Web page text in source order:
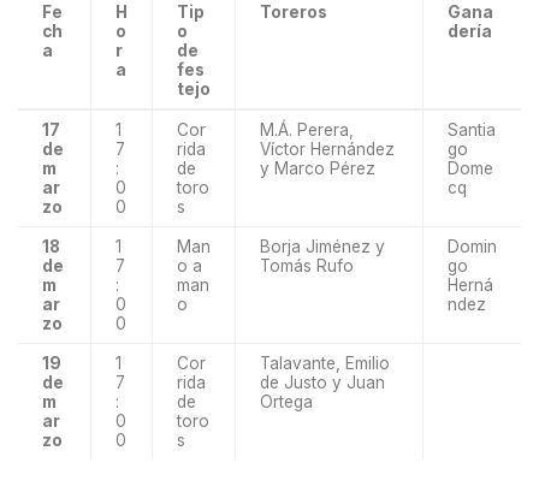
Fe
ch
a
H
o
r
a
Tip
o
de
fes
tejo
Toreros
Gana
dería
17
de
m
ar
zo
1
7
:
0
0
Cor
rida
de
toro
s
M.Á. Perera,
Víctor Hernández
y Marco Pérez
Santia
go
Dome
cq
18
de
m
ar
zo
1
7
:
0
0
Man
o a
man
o
Borja Jiménez y
Tomás Rufo
Domin
go
Herná
ndez
19
de
m
ar
zo
1
7
:
0
0
Cor
rida
de
toro
s
Talavante, Emilio
de Justo y Juan
Ortega